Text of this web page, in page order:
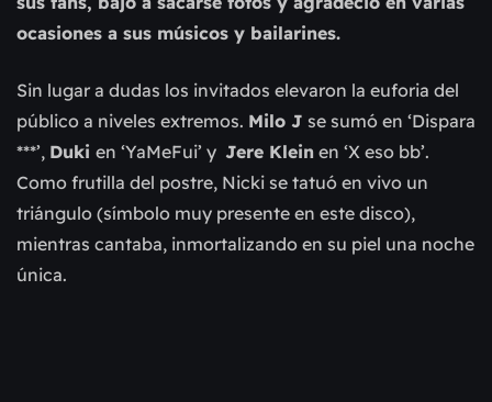
ocasiones a sus músicos y bailarines.
Sin lugar a dudas los invitados elevaron la euforia del
público a niveles extremos. Milo J se sumó en ‘Dispara
***’, Duki en ‘YaMeFui’ y Jere Klein en ‘X eso bb’.
Como frutilla del postre, Nicki se tatuó en vivo un
triángulo (símbolo muy presente en este disco),
mientras cantaba, inmortalizando en su piel una noche
única.